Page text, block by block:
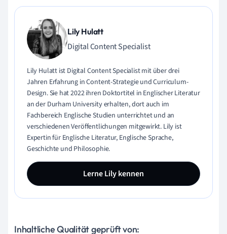
Lily Hulatt
Digital Content Specialist
Lily Hulatt ist Digital Content Specialist mit über drei
Jahren Erfahrung in Content-Strategie und Curriculum-
Design. Sie hat 2022 ihren Doktortitel in Englischer Literatur
an der Durham University erhalten, dort auch im
Fachbereich Englische Studien unterrichtet und an
verschiedenen Veröffentlichungen mitgewirkt. Lily ist
Expertin für Englische Literatur, Englische Sprache,
Geschichte und Philosophie.
Lerne Lily kennen
Inhaltliche Qualität geprüft von: